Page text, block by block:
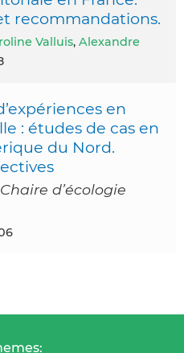
recommandations.
Valluis, Alexandre
en
: études de cas en
du Nord.
d’écologie